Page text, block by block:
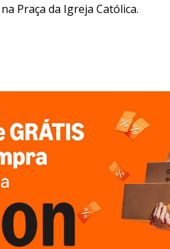
Praça da Igreja Católica.